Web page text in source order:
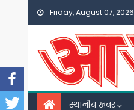
Skip
content
Friday, August 07, 2026
स्थानीय खबर